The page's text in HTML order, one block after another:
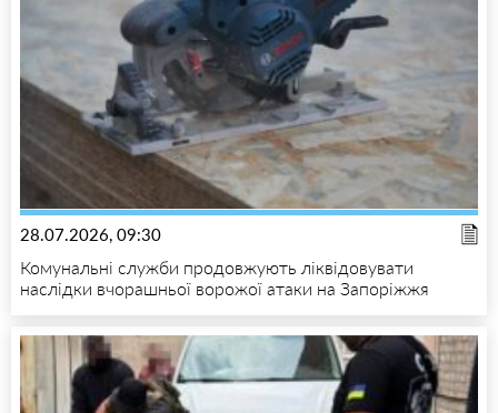
28.07.2026, 09:30
Комунальні служби продовжують ліквідовувати
наслідки вчорашньої ворожої атаки на Запоріжжя